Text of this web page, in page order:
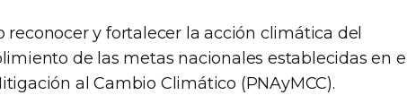
y fortalecer la acción climática del
de las metas nacionales establecidas en el
al Cambio Climático (PNAyMCC).